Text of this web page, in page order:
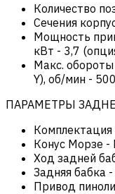
Количество
Сечения
Мощность
кВт - 3,7
Макс. обороты
Y), об/мин -
ПАРАМЕТРЫ
Комплектация
Конус Морзе -
Ход задней
Задняя бабка -
Привод пиноли